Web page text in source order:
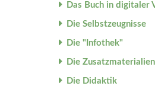
Das Buch in digitaler
Die Selbstzeugnisse
Die "Infothek"
Die Zusatzmaterialien
Die Didaktik